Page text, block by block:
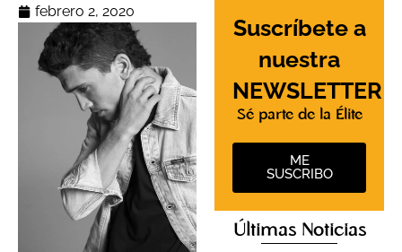
febrero 2, 2020
Suscríbete a
nuestra
NEWSLETTER
Sé parte de la Élite
ME
SUSCRIBO
Últimas Noticias